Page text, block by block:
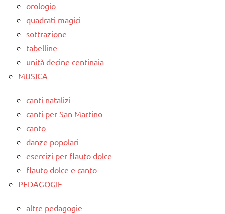
orologio
quadrati magici
sottrazione
tabelline
unità decine centinaia
MUSICA
canti natalizi
canti per San Martino
canto
danze popolari
esercizi per flauto dolce
flauto dolce e canto
PEDAGOGIE
altre pedagogie